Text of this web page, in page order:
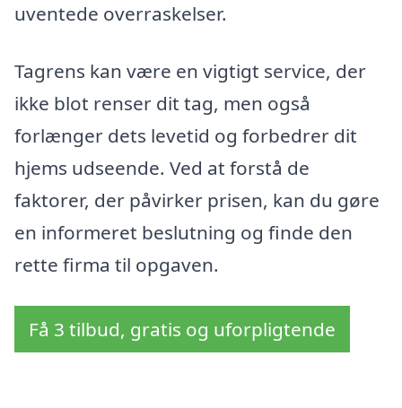
uventede overraskelser.
Tagrens kan være en vigtigt service, der
ikke blot renser dit tag, men også
forlænger dets levetid og forbedrer dit
hjems udseende. Ved at forstå de
faktorer, der påvirker prisen, kan du gøre
en informeret beslutning og finde den
rette firma til opgaven.
Få 3 tilbud, gratis og uforpligtende